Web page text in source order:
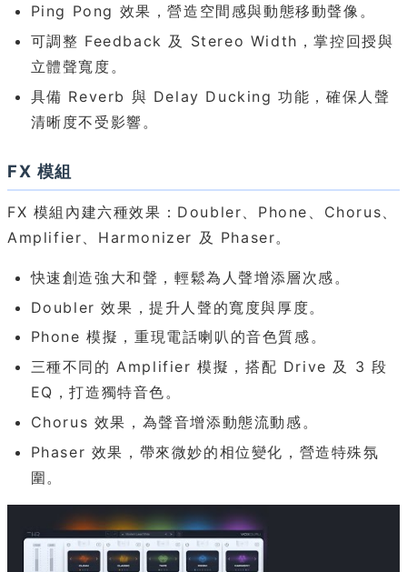
Ping Pong 效果，營造空間感與動態移動聲像。
可調整 Feedback 及 Stereo Width，掌控回授與
立體聲寬度。
具備 Reverb 與 Delay Ducking 功能，確保人聲
清晰度不受影響。
FX 模組
FX 模組內建六種效果：Doubler、Phone、Chorus、
Amplifier、Harmonizer 及 Phaser。
快速創造強大和聲，輕鬆為人聲增添層次感。
Doubler 效果，提升人聲的寬度與厚度。
Phone 模擬，重現電話喇叭的音色質感。
三種不同的 Amplifier 模擬，搭配 Drive 及 3 段
EQ，打造獨特音色。
Chorus 效果，為聲音增添動態流動感。
Phaser 效果，帶來微妙的相位變化，營造特殊氛
圍。